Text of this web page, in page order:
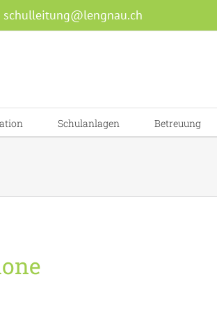
schulleitung@lengnau.ch
Schulanlagen Betreuung